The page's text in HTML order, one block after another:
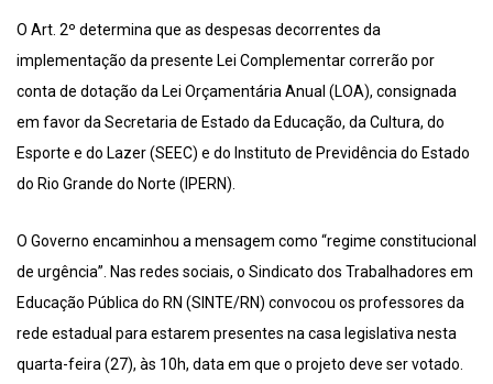
O Art. 2º determina que as despesas decorrentes da
implementação da presente Lei Complementar correrão por
conta de dotação da Lei Orçamentária Anual (LOA), consignada
em favor da Secretaria de Estado da Educação, da Cultura, do
Esporte e do Lazer (SEEC) e do Instituto de Previdência do Estado
do Rio Grande do Norte (IPERN).
O Governo encaminhou a mensagem como “regime constitucional
de urgência”. Nas redes sociais, o Sindicato dos Trabalhadores em
Educação Pública do RN (SINTE/RN) convocou os professores da
rede estadual para estarem presentes na casa legislativa nesta
quarta-feira (27), às 10h, data em que o projeto deve ser votado.